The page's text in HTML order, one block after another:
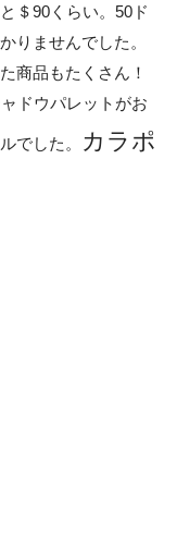
＄90くらい。50ド
りませんでした。
商品もたくさん！
ドウパレットがお
でした。
カラポ